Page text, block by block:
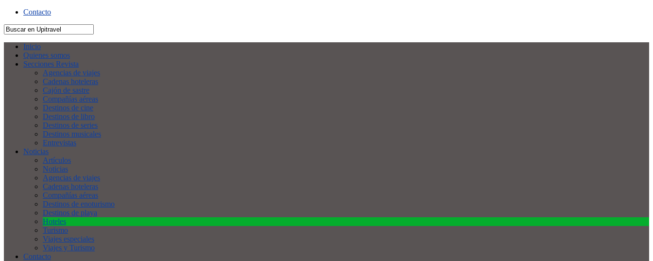
Contacto
Inicio
Quienes somos
Secciones Revista
Agencias de viajes
Cadenas hoteleras
Cajón de sastre
Compañías aéreas
Destinos de cine
Destinos de libro
Destinos de series
Destinos musicales
Entrevistas
Noticias
Artículos
Noticias
Agencias de viajes
Cadenas hoteleras
Compañías aéreas
Destinos de enoturismo
Destinos de playa
Hoteles
Turismo
Viajes especiales
Viajes y Turismo
Contacto